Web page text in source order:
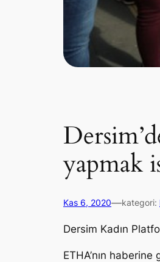
yapmak
Kas 6, 2020—kategori:
Dersim Kadın
ETHA’nın